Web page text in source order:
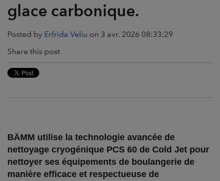
glace carbonique.
Posted by Erfrida Veliu on 3 avr. 2026 08:33:29
Share this post
BÄMM utilise la technologie avancée de
nettoyage cryogénique PCS 60 de Cold Jet pour
nettoyer ses équipements de boulangerie de
manière efficace et respectueuse de